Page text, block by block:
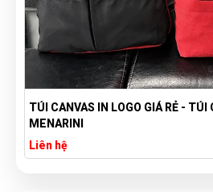
TÚI CANVAS IN LOGO GIÁ RẺ - TÚI
MENARINI
Liên hệ